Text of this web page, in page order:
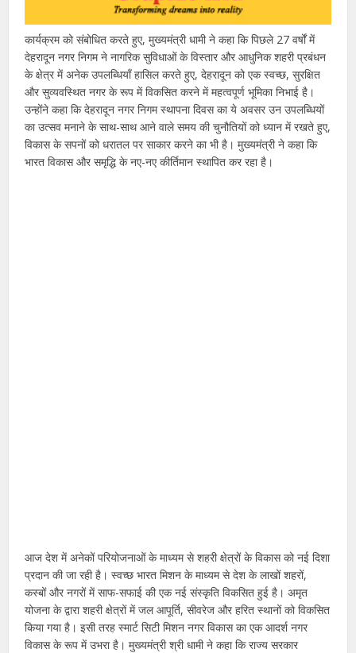
कार्यक्रम को संबोधित करते हुए, मुख्यमंत्री धामी ने कहा कि पिछले 27 वर्षों में
देहरादून नगर निगम ने नागरिक सुविधाओं के विस्तार और आधुनिक शहरी प्रबंधन
के क्षेत्र में अनेक उपलब्धियाँ हासिल करते हुए, देहरादून को एक स्वच्छ, सुरक्षित
और सुव्यवस्थित नगर के रूप में विकसित करने में महत्वपूर्ण भूमिका निभाई है।
उन्होंने कहा कि देहरादून नगर निगम स्थापना दिवस का ये अवसर उन उपलब्धियों
का उत्सव मनाने के साथ-साथ आने वाले समय की चुनौतियों को ध्यान में रखते हुए,
विकास के सपनों को धरातल पर साकार करने का भी है। मुख्यमंत्री ने कहा कि
भारत विकास और समृद्धि के नए-नए कीर्तिमान स्थापित कर रहा है।
आज देश में अनेकों परियोजनाओं के माध्यम से शहरी क्षेत्रों के विकास को नई दिशा
प्रदान की जा रही है। स्वच्छ भारत मिशन के माध्यम से देश के लाखों शहरों,
कस्बों और नगरों में साफ-सफाई की एक नई संस्कृति विकसित हुई है। अमृत
योजना के द्वारा शहरी क्षेत्रों में जल आपूर्ति, सीवरेज और हरित स्थानों को विकसित
किया गया है। इसी तरह स्मार्ट सिटी मिशन नगर विकास का एक आदर्श नगर
विकास के रूप में उभरा है। मुख्यमंत्री श्री धामी ने कहा कि राज्य सरकार